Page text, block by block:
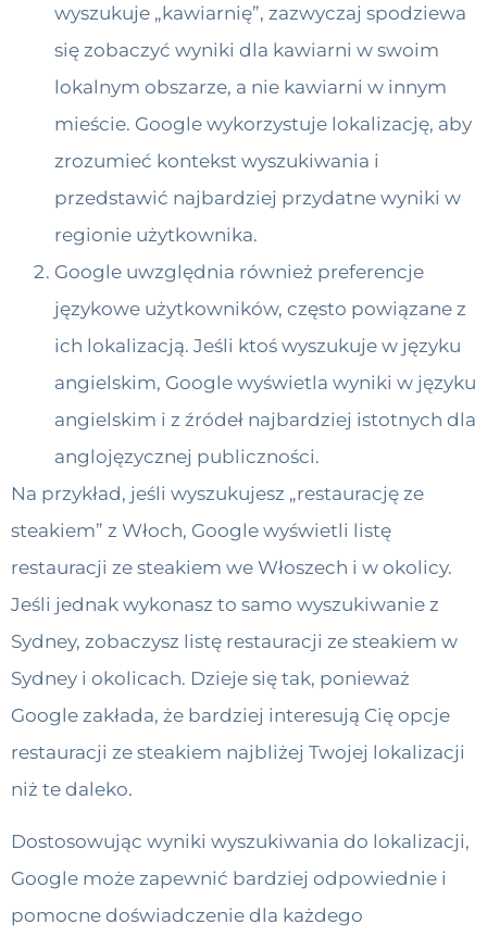
wyszukuje „kawiarnię”, zazwyczaj spodziewa
się zobaczyć wyniki dla kawiarni w swoim
lokalnym obszarze, a nie kawiarni w innym
mieście. Google wykorzystuje lokalizację, aby
zrozumieć kontekst wyszukiwania i
przedstawić najbardziej przydatne wyniki w
regionie użytkownika.
Google uwzględnia również preferencje
językowe użytkowników, często powiązane z
ich lokalizacją. Jeśli ktoś wyszukuje w języku
angielskim, Google wyświetla wyniki w języku
angielskim i z źródeł najbardziej istotnych dla
anglojęzycznej publiczności.
Na przykład, jeśli wyszukujesz „restaurację ze
steakiem” z Włoch, Google wyświetli listę
restauracji ze steakiem we Włoszech i w okolicy.
Jeśli jednak wykonasz to samo wyszukiwanie z
Sydney, zobaczysz listę restauracji ze steakiem w
Sydney i okolicach. Dzieje się tak, ponieważ
Google zakłada, że bardziej interesują Cię opcje
restauracji ze steakiem najbliżej Twojej lokalizacji
niż te daleko.
Dostosowując wyniki wyszukiwania do lokalizacji,
Google może zapewnić bardziej odpowiednie i
pomocne doświadczenie dla każdego